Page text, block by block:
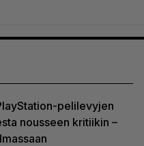
pelilevyjen
nousseen kritiikin –